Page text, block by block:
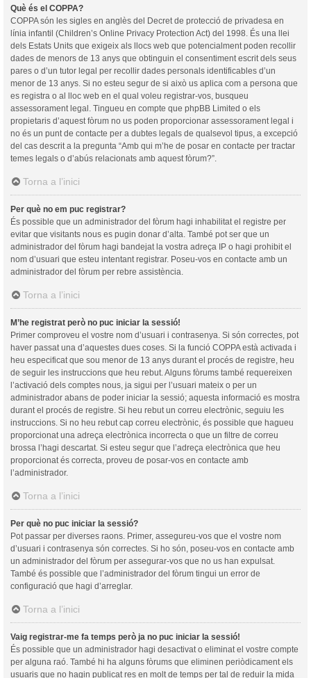
Què és el COPPA?
COPPA són les sigles en anglès del Decret de protecció de privadesa en
línia infantil (Children’s Online Privacy Protection Act) del 1998. És una llei
dels Estats Units que exigeix als llocs web que potencialment poden recollir
dades de menors de 13 anys que obtinguin el consentiment escrit dels seus
pares o d’un tutor legal per recollir dades personals identificables d’un
menor de 13 anys. Si no esteu segur de si això us aplica com a persona que
es registra o al lloc web en el qual voleu registrar-vos, busqueu
assessorament legal. Tingueu en compte que phpBB Limited o els
propietaris d’aquest fòrum no us poden proporcionar assessorament legal i
no és un punt de contacte per a dubtes legals de qualsevol tipus, a excepció
del cas descrit a la pregunta “Amb qui m’he de posar en contacte per tractar
temes legals o d’abús relacionats amb aquest fòrum?”.
Torna a l’inici
Per què no em puc registrar?
És possible que un administrador del fòrum hagi inhabilitat el registre per
evitar que visitants nous es pugin donar d’alta. També pot ser que un
administrador del fòrum hagi bandejat la vostra adreça IP o hagi prohibit el
nom d’usuari que esteu intentant registrar. Poseu-vos en contacte amb un
administrador del fòrum per rebre assistència.
Torna a l’inici
M’he registrat però no puc iniciar la sessió!
Primer comproveu el vostre nom d’usuari i contrasenya. Si són correctes, pot
haver passat una d’aquestes dues coses. Si la funció COPPA està activada i
heu especificat que sou menor de 13 anys durant el procés de registre, heu
de seguir les instruccions que heu rebut. Alguns fòrums també requereixen
l’activació dels comptes nous, ja sigui per l’usuari mateix o per un
administrador abans de poder iniciar la sessió; aquesta informació es mostra
durant el procés de registre. Si heu rebut un correu electrònic, seguiu les
instruccions. Si no heu rebut cap correu electrònic, és possible que hagueu
proporcionat una adreça electrònica incorrecta o que un filtre de correu
brossa l’hagi descartat. Si esteu segur que l’adreça electrònica que heu
proporcionat és correcta, proveu de posar-vos en contacte amb
l’administrador.
Torna a l’inici
Per què no puc iniciar la sessió?
Pot passar per diverses raons. Primer, assegureu-vos que el vostre nom
d’usuari i contrasenya són correctes. Si ho són, poseu-vos en contacte amb
un administrador del fòrum per assegurar-vos que no us han expulsat.
També és possible que l’administrador del fòrum tingui un error de
configuració que hagi d’arreglar.
Torna a l’inici
Vaig registrar-me fa temps però ja no puc iniciar la sessió!
És possible que un administrador hagi desactivat o eliminat el vostre compte
per alguna raó. També hi ha alguns fòrums que eliminen periòdicament els
usuaris que no hagin publicat res en molt de temps per tal de reduir la mida